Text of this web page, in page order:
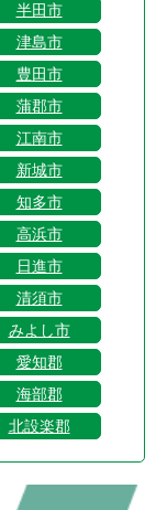
半田市
津島市
豊田市
蒲郡市
江南市
新城市
知多市
高浜市
日進市
清須市
みよし市
愛知郡
海部郡
北設楽郡